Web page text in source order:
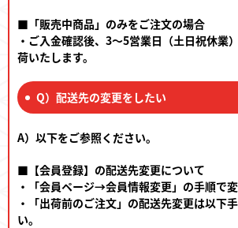
決済・配送
お問い合わせ
■「販売中商品」のみをご注文の場合
・ご入金確認後、3～5営業日（土日祝休業
荷いたします。
Q）配送先の変更をしたい
A）以下をご参照ください。
■【会員登録】の配送先変更について
・「会員ページ→会員情報変更」の手順で変
・「出荷前のご注文」の配送先変更は以下
い。